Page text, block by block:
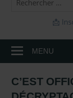
📩
MENU
C’EST